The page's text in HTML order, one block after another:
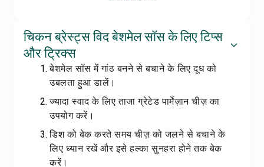
चिकन ब्रेस्ट्स विद बेशमेल सॉस के लिए टिप्स
और ट्रिक्स
बेशमेल सॉस में गांठ बनने से बचाने के लिए दूध को
उबलता हुआ डालें।
ज्यादा स्वाद के लिए ताजा ग्रेटेड पार्मेज़ान चीज़ का
उपयोग करें।
डिश को बेक करते समय चीज़ को जलने से बचाने के
लिए ध्यान रखें और इसे हल्का सुनहरा होने तक बेक
करें।